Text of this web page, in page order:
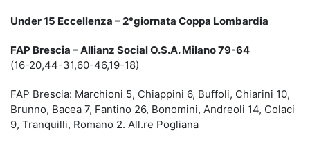
Under 15 Eccellenza – 2°giornata Coppa Lombardia
FAP Brescia – Allianz Social O.S.A. Milano 79-64
(16-20,44-31,60-46,19-18)
FAP Brescia: Marchioni 5, Chiappini 6, Buffoli, Chiarini 10,
Brunno, Bacea 7, Fantino 26, Bonomini, Andreoli 14, Colaci
9, Tranquilli, Romano 2. All.re Pogliana